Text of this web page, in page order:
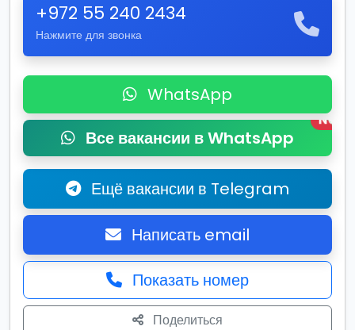
+972 55 240 2434
Нажмите для звонка
WhatsApp
Все вакансии в WhatsApp
New
Ещё вакансии в Telegram
Написать email
Показать номер
Поделиться